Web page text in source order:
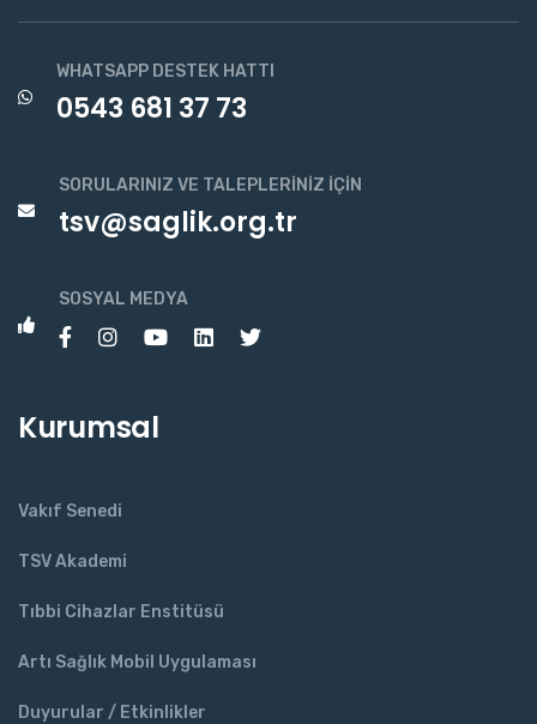
WHATSAPP DESTEK HATTI
0543 681 37 73
SORULARINIZ VE TALEPLERINIZ İÇIN
tsv@saglik.org.tr
SOSYAL MEDYA
Kurumsal
Vakıf Senedi
TSV Akademi
Tıbbi Cihazlar Enstitüsü
Artı Sağlık Mobil Uygulaması
Duyurular / Etkinlikler